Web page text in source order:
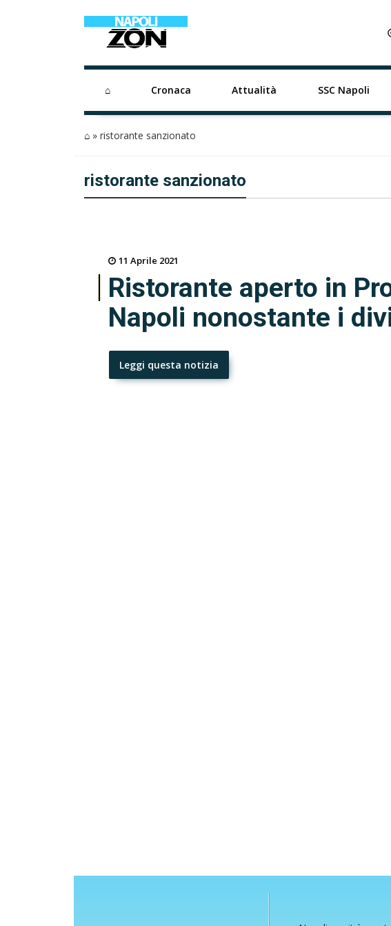
⌂ Cronaca Attualità SSC Napoli
⌂ » ristorante sanzionato
ristorante sanzionato
11 Aprile 2021
Ristorante aperto in
Napoli nonostante i
Leggi questa notizia